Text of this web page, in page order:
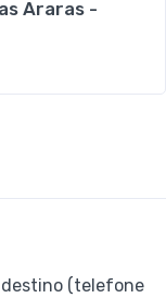
Araras -
(telefone